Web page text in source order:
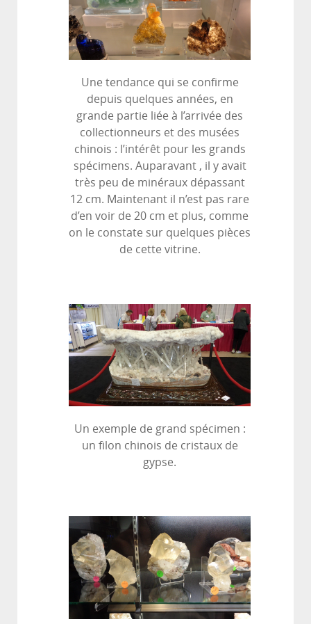
Une tendance qui se confirme
depuis quelques années, en
grande partie liée à l’arrivée des
collectionneurs et des musées
chinois : l’intérêt pour les grands
spécimens. Auparavant , il y avait
très peu de minéraux dépassant
12 cm. Maintenant il n’est pas rare
d’en voir de 20 cm et plus, comme
on le constate sur quelques pièces
de cette vitrine.
Un exemple de grand spécimen :
un filon chinois de cristaux de
gypse.